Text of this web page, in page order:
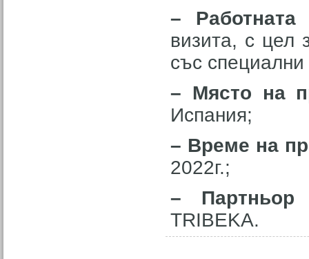
–
визита, с цел
със
– Място на
Испания;
– Време на
2022г.;
– Партньор
TRIBEKA.